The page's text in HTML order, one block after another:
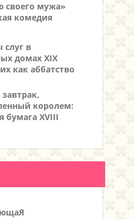
своего мужа»
комедия
слуг в
домах XIX
как аббатство
королем:
бумага XVIII